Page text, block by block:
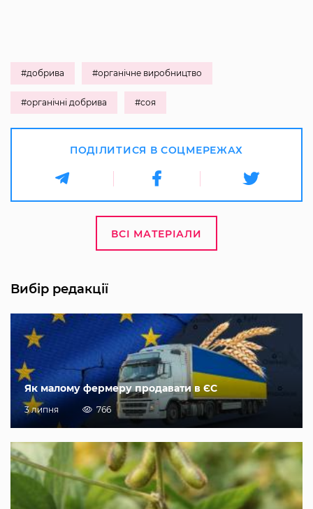
#добрива #органічне виробництво
#органічні добрива #соя
ПОДІЛИТИСЯ В СОЦМЕРЕЖАХ
ВСІ МАТЕРІАЛИ
Вибір редакції
Як малому фермеру продавати в ЄС
3 липня 766